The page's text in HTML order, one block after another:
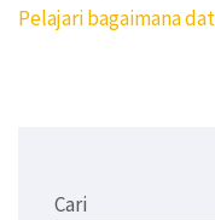
Pelajari bagaimana
Cari